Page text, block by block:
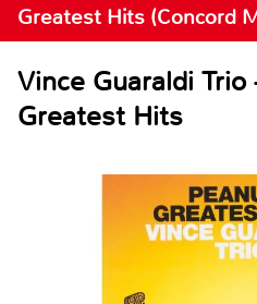
Greatest Hits (Concord
Vince Guaraldi Trio
Greatest Hits